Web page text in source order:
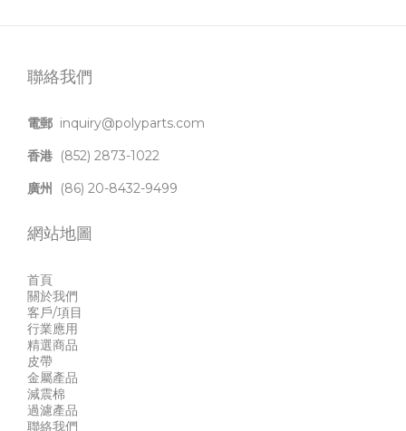
聯絡我們
電郵 inquiry@polyparts.com
香港 (852) 2873-1022
廣州
(86) 20-8432-9499
網站地圖
首頁
關於我們
客戶/項目
行業應用
精選商品
皮帶
金屬產品
減震棉
過濾產品
聯絡我們